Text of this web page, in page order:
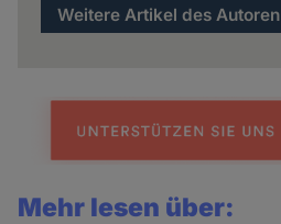
Weitere Artikel des Autoren
Mehr lesen über: